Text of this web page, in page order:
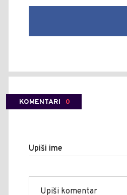
KOMENTARI 0
Upiši ime